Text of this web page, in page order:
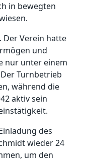
in bewegten
Der Verein hatte
und
nur unter einem
Turnbetrieb
während die
aktiv sein
des
wieder 24
um den